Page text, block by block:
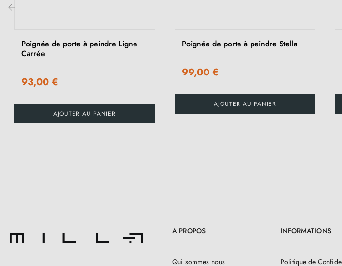
Poignée de porte à peindre Ligne
Carrée
93,00 €
AJOUTER AU PANIER
Poignée de porte à peindre Stella
99,00 €
AJOUTER AU PANIER
A PROPOS
Qui sommes nous
INFORMATIONS
Politique de